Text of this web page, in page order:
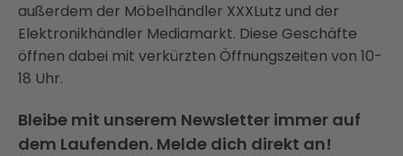
außerdem der Möbelhändler XXXLutz und der
Elektronikhändler Mediamarkt. Diese Geschäfte
öffnen dabei mit verkürzten Öffnungszeiten von 10-
18 Uhr.
Bleibe mit unserem Newsletter immer auf
dem Laufenden. Melde dich direkt an!